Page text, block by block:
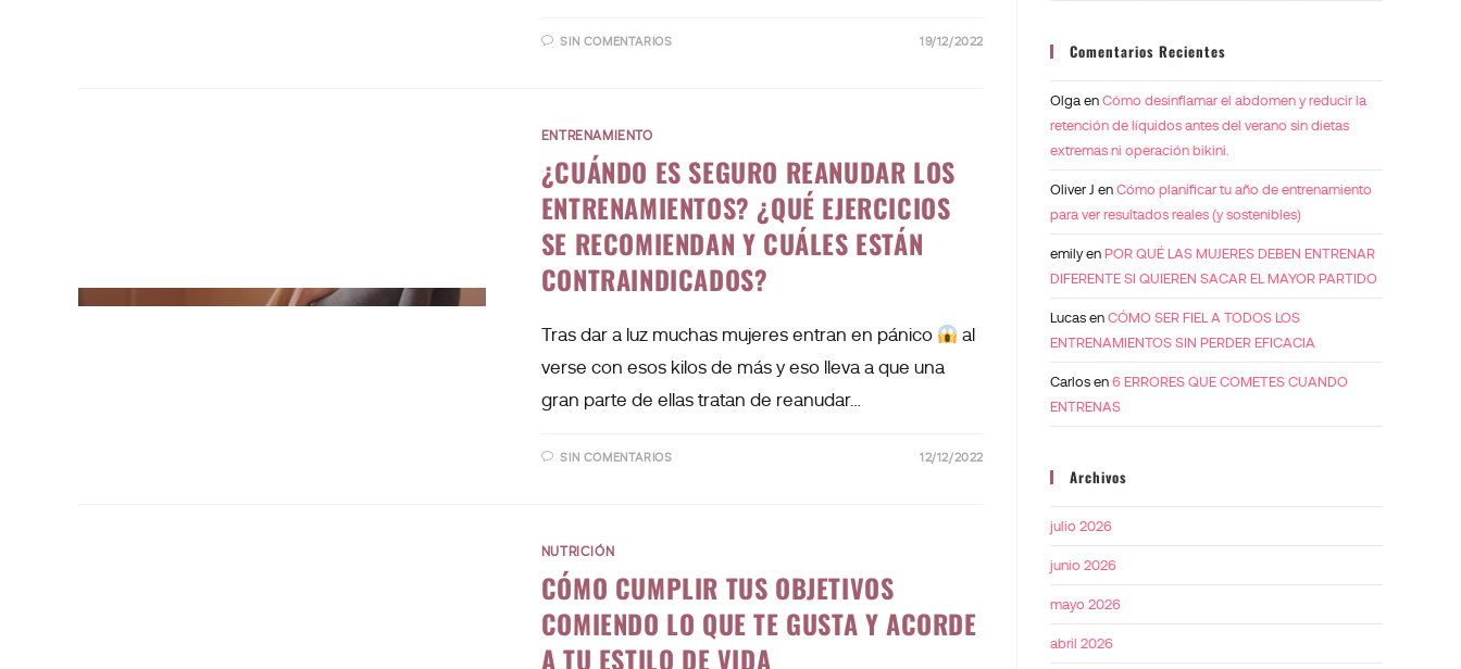
SIN COMENTARIOS 19/12/2022
ENTRENAMIENTO
¿CUÁNDO ES SEGURO REANUDAR LOS
ENTRENAMIENTOS? ¿QUÉ EJERCICIOS
SE RECOMIENDAN Y CUÁLES ESTÁN
CONTRAINDICADOS?
Tras dar a luz muchas mujeres entran en pánico
al
verse con esos kilos de más y eso lleva a que una
gran parte de ellas tratan de reanudar…
SIN COMENTARIOS 12/12/2022
NUTRICIÓN
CÓMO CUMPLIR TUS OBJETIVOS
COMIENDO LO QUE TE GUSTA Y ACORDE
A TU ESTILO DE VIDA
Comentarios Recientes
Olga en Cómo desinflamar el abdomen y reducir la
retención de líquidos antes del verano sin dietas
extremas ni operación bikini.
Oliver J en Cómo planificar tu año de entrenamiento
para ver resultados reales (y sostenibles)
emilyen POR QUÉ LAS MUJERES DEBEN ENTRENAR
DIFERENTE SI QUIEREN SACAR EL MAYOR PARTIDO
Lucas en CÓMO SER FIEL A TODOS LOS
ENTRENAMIENTOS SIN PERDER EFICACIA
Carlos en 6 ERRORES QUE COMETES CUANDO
ENTRENAS
Archivos
julio 2026
junio 2026
mayo 2026
abril 2026